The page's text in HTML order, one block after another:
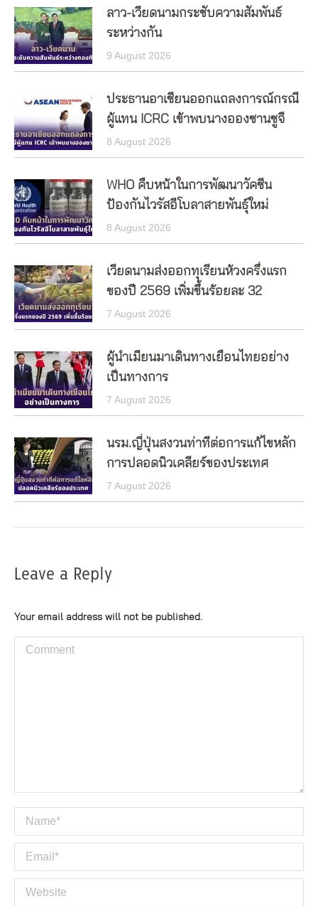
ลาว-เวียดนามกระชับความสัมพันธ์
ระหว่างกัน
9 August 2026
ประธานอาเซียนออกแถลงการณ์กรณี
ผู้แทน ICRC เข้าพบนางอองซานซูจี
8 August 2026
WHO คืบหน้าในการพัฒนาวัคซีน
ป้องกันไวรัสอีโบลาสายพันธุ์ใหม่
8 August 2026
เวียดนามส่งออกทุเรียนห้วงครึ่งแรก
ของปี 2569 เพิ่มขึ้นร้อยละ 32
7 August 2026
ผู้นำเมียนมาเดินทางเยือนไทยอย่าง
เป็นทางการ
7 August 2026
นรม.ญี่ปุ่นสงวนท่าทีต่อการแก้ไขหลัก
การปลอดนิวเคลียร์ของประเทศ
7 August 2026
Leave a Reply
Your email address will not be published.
Comment
Name *
Email *
Website